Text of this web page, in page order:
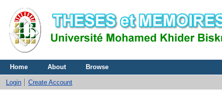
Home About Browse
Login Create Account